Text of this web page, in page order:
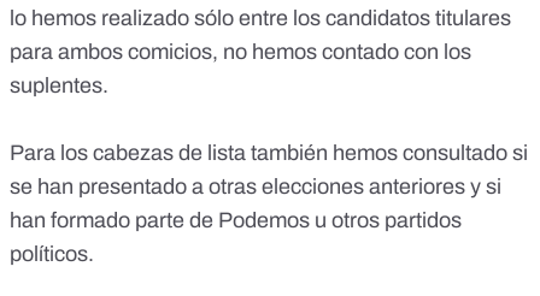
lo hemos realizado sólo entre los candidatos titulares
para ambos comicios, no hemos contado con los
suplentes.
Para los cabezas de lista también hemos consultado si
se han presentado a otras elecciones anteriores y si
han formado parte de Podemos u otros partidos
políticos.